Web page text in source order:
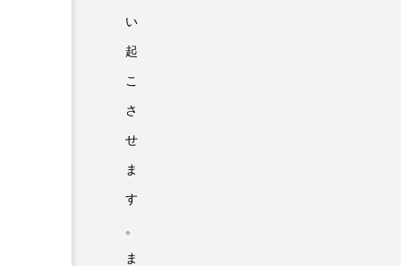
い
起
こ
さ
せ
ま
す
。
ま